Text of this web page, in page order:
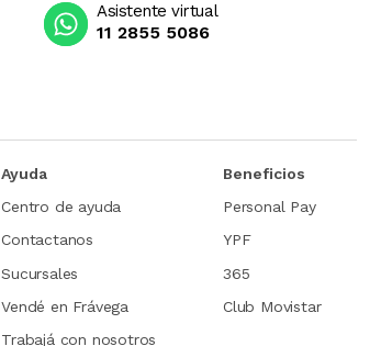
Asistente virtual
11 2855 5086
Ayuda
Centro de ayuda
Contactanos
Sucursales
Vendé en Frávega
Trabajá con nosotros
Beneficios
Personal Pay
YPF
365
Club Movistar